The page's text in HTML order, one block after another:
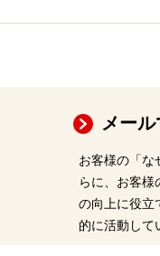
メー
お客様の「な
らに、お客様
の向上に役立
的に活動して